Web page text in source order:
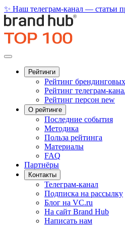
✨ Наш телеграм-канал — статьи
Рейтинги
Рейтинг брендинговых
Рейтинг телеграм-
Рейтинг персон new
О рейтинге
Последние события
Методика
Польза рейтинга
Материалы
FAQ
Партнёры
Контакты
Телеграм-канал
Подписка на рассылку
Блог на VC.ru
На сайт Brand Hub
Написать нам